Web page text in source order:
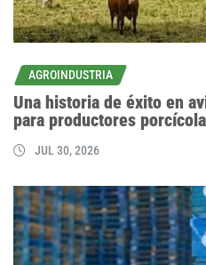
AGROINDUSTRIA
Una historia de éxito en
para productores
JUL 30, 2026